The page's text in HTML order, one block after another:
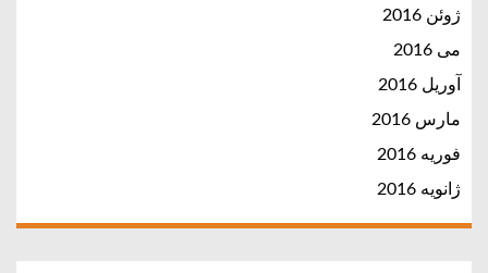
ژوئن 2016
می 2016
آوریل 2016
مارس 2016
فوریه 2016
ژانویه 2016